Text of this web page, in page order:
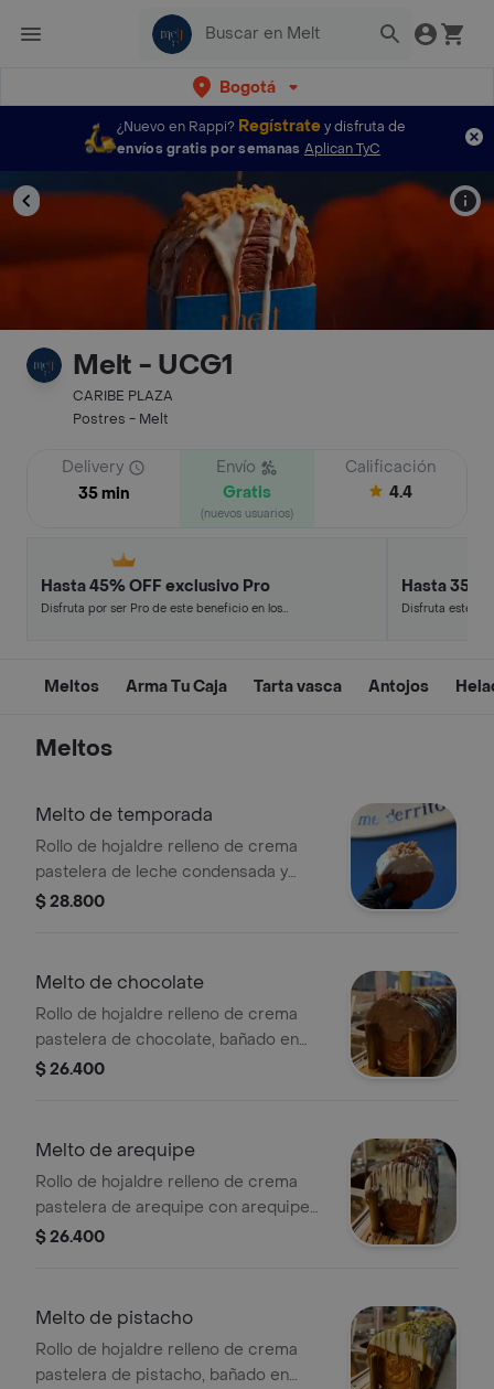
Bogotá
¿Nuevo en Rappi? Regístratey disfruta de
envíos gratis por semanas Aplican TyC
Melt - UCG1
CARIBE PLAZA
Postres - Melt
Delivery
35 min
Envío
Gratis
(nuevos usuarios)
Calificación
4.4
Hasta 45% OFF exclusivo Pro
Disfruta por ser Pro de este beneficio en los
Hasta 35%
Disfruta este
Meltos Arma Tu Caja Tarta vasca Antojos
Meltos
Melto de temporada
Rollo de hojaldre relleno de crema
pastelera de leche condensada y
coco, cubierto de chocolate blanco y
$ 28.800
Melto de chocolate
Rollo de hojaldre relleno de crema
pastelera de chocolate, bañado en
cobertura de chocolate dulce y chip
$ 26.400
Melto de arequipe
Rollo de hojaldre relleno de crema
pastelera de arequipe con arequipe
puro, bañado en cobertura de
$ 26.400
Melto de pistacho
Rollo de hojaldre relleno de crema
pastelera de pistacho, bañado en